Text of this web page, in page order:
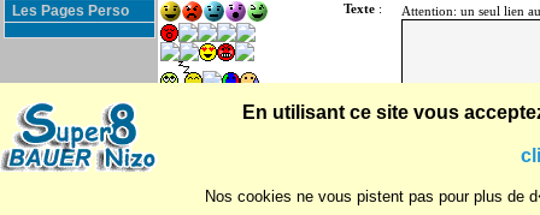
Les Pages Perso
Texte : Attention: un seul lien
En utilisant ce site vous
Nos cookies ne vous pistent pas pour plus